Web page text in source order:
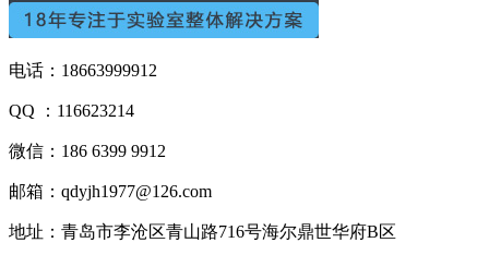
电话：18663999912
QQ ：116623214
微信：186 6399 9912
邮箱：qdyjh1977@126.com
地址：青岛市李沧区青山路716号海尔鼎世华府B区